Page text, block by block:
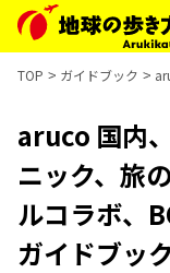
TOP ガイドブック
aruco 国内
ニック、旅
ルコラボ、
ガイドブッ